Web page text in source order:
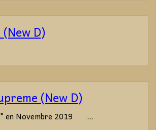
D)
(New D)
en Novembre 2019 ...